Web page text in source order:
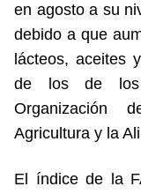
en agosto a su
debido a que
lácteos, aceites
de los de los
Organización
Agricultura y la
El índice de la